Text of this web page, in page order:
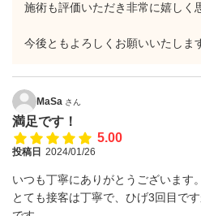
施術も評価いただき非常に嬉しく
今後ともよろしくお願いいたしま
MaSa さん
満足です！
5.00
投稿日 2024/01/26
いつも丁寧にありがとうございます。
とても接客は丁寧で、ひげ3回目で